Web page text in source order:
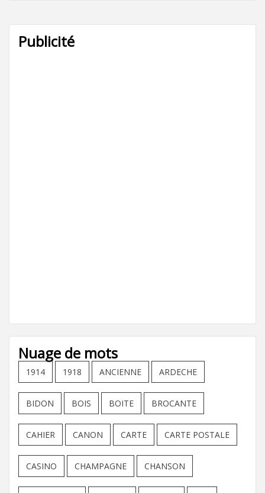
Publicité
Nuage de mots
1914 1918 ANCIENNE ARDECHE
BIDON BOIS BOITE BROCANTE
CAHIER CANON CARTE CARTE POSTALE
CASINO CHAMPAGNE CHANSON